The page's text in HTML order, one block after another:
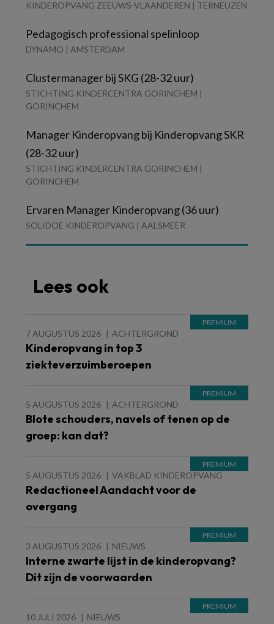
KINDEROPVANG ZEEUWS-VLAANDEREN | TERNEUZEN
Pedagogisch professional spelinloop
DYNAMO | AMSTERDAM
Clustermanager bij SKG (28-32 uur)
STICHTING KINDERCENTRA GORINCHEM |
GORINCHEM
Manager Kinderopvang bij Kinderopvang SKR
(28-32 uur)
STICHTING KINDERCENTRA GORINCHEM |
GORINCHEM
Ervaren Manager Kinderopvang (36 uur)
SOLIDOE KINDEROPVANG | AALSMEER
Lees ook
7 AUGUSTUS 2026 ACHTERGROND
Kinderopvang in top 3
ziekteverzuimberoepen
5 AUGUSTUS 2026 ACHTERGROND
Blote schouders, navels of tenen op de
groep: kan dat?
5 AUGUSTUS 2026 VAKBLAD KINDEROPVANG
Redactioneel Aandacht voor de
overgang
3 AUGUSTUS 2026 NIEUWS
Interne zwarte lijst in de kinderopvang?
Dit zijn de voorwaarden
10 JULI 2026 NIEUWS